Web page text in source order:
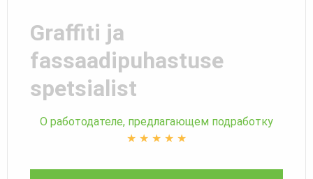
Graffiti ja
fassaadipuhastuse
spetsialist
О работодателе, предлагающем подработку
★ ★ ★ ★ ★